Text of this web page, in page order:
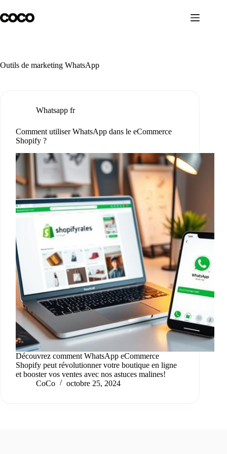
au
contenu
Outils de marketing WhatsApp
Whatsapp fr
Comment utiliser WhatsApp dans le eCommerce
Shopify ?
Découvrez comment WhatsApp eCommerce
Shopify peut révolutionner votre boutique en ligne
et booster vos ventes avec nos astuces malines!
CoCo
octobre 25, 2024